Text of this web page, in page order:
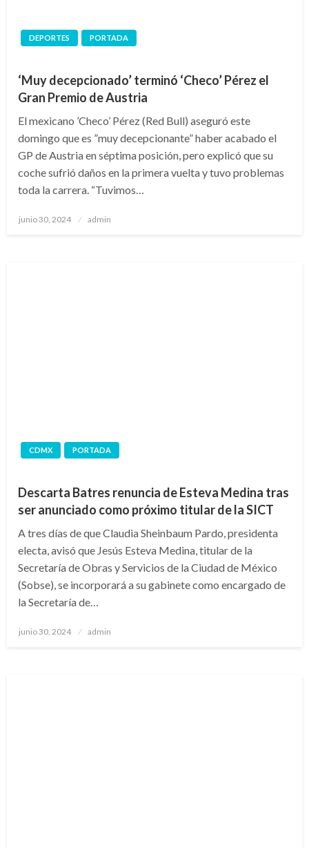
DEPORTES PORTADA
‘Muy decepcionado’ terminó ‘Checo’ Pérez el
Gran Premio de Austria
El mexicano ’Checo’ Pérez (Red Bull) aseguró este
domingo que es ”muy decepcionante” haber acabado el
GP de Austria en séptima posición, pero explicó que su
coche sufrió daños en la primera vuelta y tuvo problemas
toda la carrera. “Tuvimos…
Publicado
junio 30, 2024 admin
CDMX PORTADA
Descarta Batres renuncia de Esteva Medina tras
ser anunciado como próximo titular de la SICT
A tres días de que Claudia Sheinbaum Pardo, presidenta
electa, avisó que Jesús Esteva Medina, titular de la
Secretaría de Obras y Servicios de la Ciudad de México
(Sobse), se incorporará a su gabinete como encargado de
la Secretaría de…
Publicado
junio 30, 2024 admin